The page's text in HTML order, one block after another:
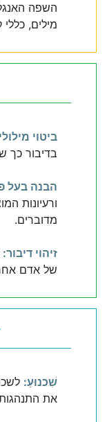
השפה
מילים, כללי
ביטוי
בדיבור כך
הבנה בעל
ורעיונות
מדוברים.
זיהוי דיבור:
של אדם
שִׁכנוּעַ:
את